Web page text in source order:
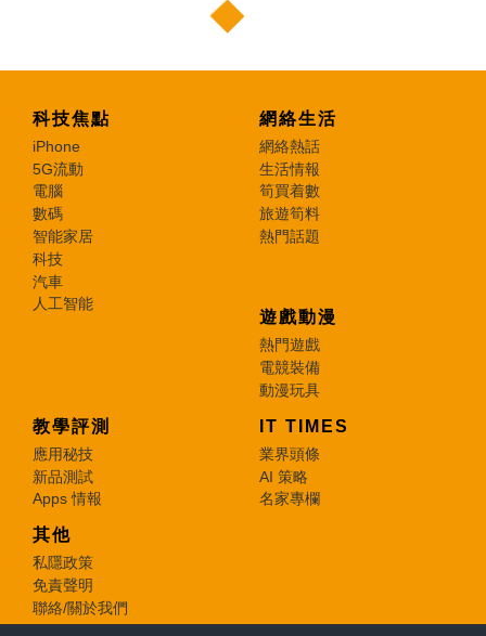
科技焦點
iPhone
5G流動
電腦
數碼
智能家居
科技
汽車
人工智能
網絡生活
網絡熱話
生活情報
筍買着數
旅遊筍料
熱門話題
遊戲動漫
熱門遊戲
電競裝備
動漫玩具
教學評測
應用秘技
新品測試
Apps 情報
IT TIMES
業界頭條
AI 策略
名家專欄
其他
私隱政策
免責聲明
聯絡/關於我們